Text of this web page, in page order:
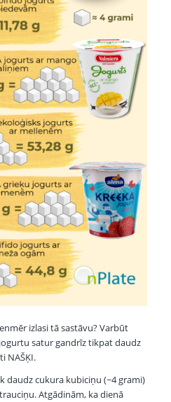
izlasi tā sastāvu? Varbūt
satur gandrīz tikpat daudz
NAŠĶI.
daudz cukura kubiciņu (~4 grami)
Atgādinām, ka dienā